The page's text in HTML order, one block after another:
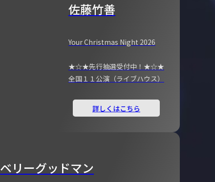
佐藤竹善
Your Christmas Night 2026
★☆★先行抽選受付中！★☆★
全国１１公演（ライブハウス）
詳しくはこちら
ベリーグッドマン